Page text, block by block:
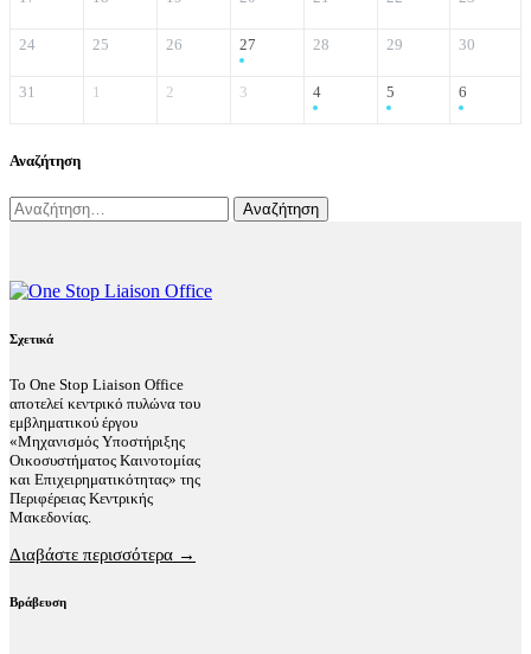
24 25 26 27 28 29 30
31 1 2 3 4 5 6
Αναζήτηση
Αναζήτηση
για:
Σχετικά
Το One Stop Liaison Office
αποτελεί κεντρικό πυλώνα του
εμβληματικού έργου
«Μηχανισμός Υποστήριξης
Οικοσυστήματος Καινοτομίας
και Επιχειρηματικότητας» της
Περιφέρειας Κεντρικής
Μακεδονίας.
Διαβάστε περισσότερα →
Βράβευση